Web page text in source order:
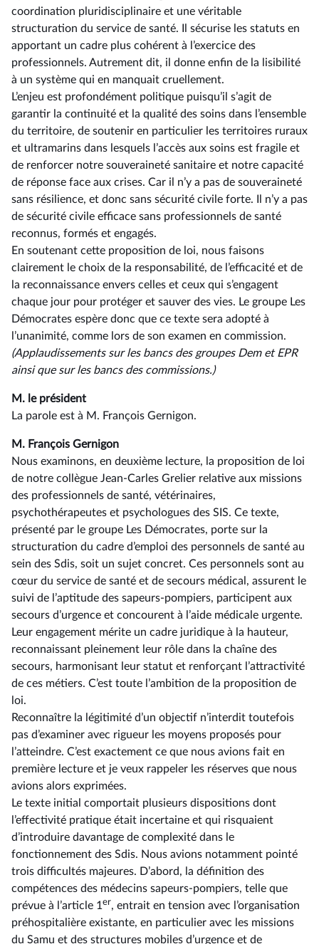
coordination pluridisciplinaire et une véritable
structuration du service de santé. Il sécurise les statuts en
apportant un cadre plus cohérent à l’exercice des
professionnels. Autrement dit, il donne enfin de la lisibilité
à un système qui en manquait cruellement.
L’enjeu est profondément politique puisqu’il s’agit de
garantir la continuité et la qualité des soins dans l’ensemble
du territoire, de soutenir en particulier les territoires ruraux
et ultramarins dans lesquels l’accès aux soins est fragile et
de renforcer notre souveraineté sanitaire et notre capacité
de réponse face aux crises. Car il n’y a pas de souveraineté
sans résilience, et donc sans sécurité civile forte. Il n’y a pas
de sécurité civile efficace sans professionnels de santé
reconnus, formés et engagés.
En soutenant cette proposition de loi, nous faisons
clairement le choix de la responsabilité, de l’efficacité et de
la reconnaissance envers celles et ceux qui s’engagent
chaque jour pour protéger et sauver des vies. Le groupe Les
Démocrates espère donc que ce texte sera adopté à
l’unanimité, comme lors de son examen en commission.
(Applaudissements sur les bancs des groupes Dem et EPR
ainsique sur les bancs des commissions.)
M. le président
La parole est à M. François Gernigon.
M. François Gernigon
Nous examinons, en deuxième lecture, la proposition de loi
de notre collègue Jean-Carles Grelier relative aux missions
des professionnels de santé, vétérinaires,
psychothérapeutes et psychologues des SIS. Ce texte,
présenté par le groupe Les Démocrates, porte sur la
structuration du cadre d’emploi des personnels de santé au
sein des Sdis, soit un sujet concret. Ces personnels sont au
cœur du service de santé et de secours médical, assurent le
suivi de l’aptitude des sapeurs-pompiers, participent aux
secours d’urgence et concourent à l’aide médicale urgente.
Leur engagement mérite un cadre juridique à la hauteur,
reconnaissant pleinement leur rôle dans la chaîne des
secours, harmonisant leur statut et renforçant l’attractivité
de ces métiers. C’est toute l’ambition de la proposition de
loi.
Reconnaître la légitimité d’un objectif n’interdit toutefois
pas d’examiner avec rigueur les moyens proposés pour
l’atteindre. C’est exactement ce que nous avions fait en
première lecture et je veux rappeler les réserves que nous
avions alors exprimées.
Le texte initial comportait plusieurs dispositions dont
l’effectivité pratique était incertaine et qui risquaient
d’introduire davantage de complexité dans le
fonctionnement des Sdis. Nous avions notamment pointé
trois difficultés majeures. D’abord, la définition des
compétences des médecins sapeurs-pompiers, telle que
prévue à l’article 1 er, entrait en tension avec l’organisation
préhospitalière existante, en particulier avec les missions
du Samu et des structures mobiles d’urgence et de